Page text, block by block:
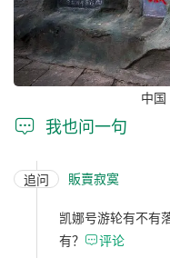
中国
 我也问一句
追问 販賣寂寞
凯娜号游轮有不有
有？ 评论